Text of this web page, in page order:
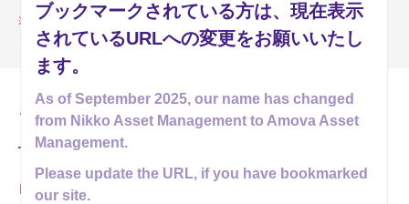
このファンドは償還済みです。償還価額は、販売会社もしくはアモーヴ
ァ・アセットマネジメントまでお問い合わせください。
ファンドの資料
最新の交付運用報告書
ブックマークされている方は、現在表示
されているURLへの変更をお願いいたし
ます。
As of September 2025, our name has changed
from Nikko Asset Management to Amova Asset
Management.
Please update the URL, if you have bookmarked
our site.